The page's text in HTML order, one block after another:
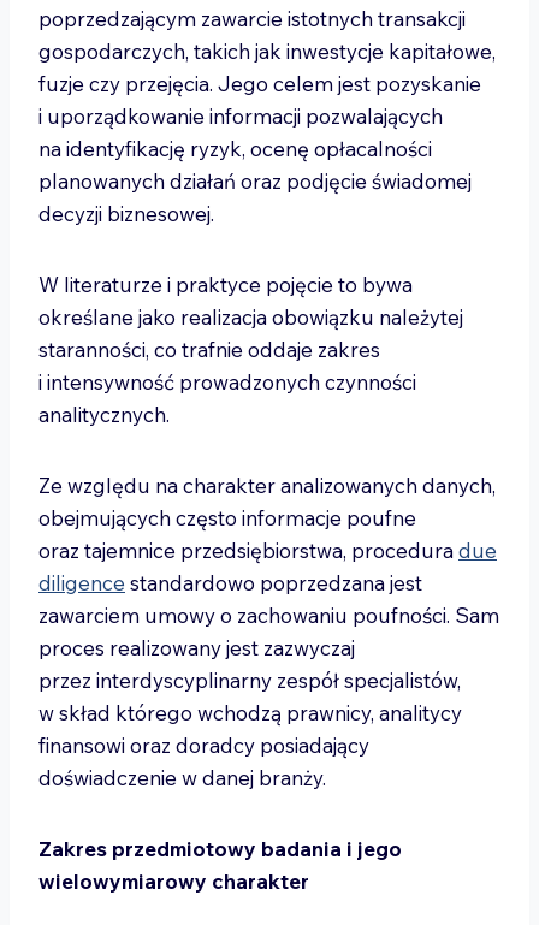
poprzedzającym zawarcie istotnych transakcji
gospodarczych, takich jak inwestycje kapitałowe,
fuzje czy przejęcia. Jego celem jest pozyskanie
i uporządkowanie informacji pozwalających
na identyfikację ryzyk, ocenę opłacalności
planowanych działań oraz podjęcie świadomej
decyzji biznesowej.
W literaturze i praktyce pojęcie to bywa
określane jako realizacja obowiązku należytej
staranności, co trafnie oddaje zakres
i intensywność prowadzonych czynności
analitycznych.
Ze względu na charakter analizowanych danych,
obejmujących często informacje poufne
oraz tajemnice przedsiębiorstwa, proceduradue
diligence standardowo poprzedzana jest
zawarciem umowy o zachowaniu poufności. Sam
proces realizowany jest zazwyczaj
przez interdyscyplinarny zespół specjalistów,
w skład którego wchodzą prawnicy, analitycy
finansowi oraz doradcy posiadający
doświadczenie w danej branży.
Zakres przedmiotowy badania i jego
wielowymiarowy charakter